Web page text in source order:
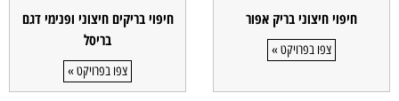
חיפוי חיצוני בריק אפור
צפו בפרויקט »
חיפוי בריקים חיצוני ופנימי דגם
בריסל
צפו בפרויקט »